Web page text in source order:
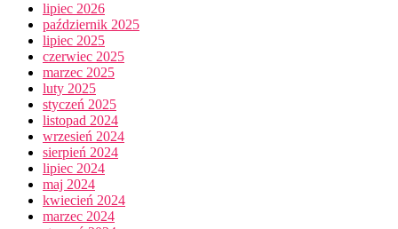
lipiec 2026
październik 2025
lipiec 2025
czerwiec 2025
marzec 2025
luty 2025
styczeń 2025
listopad 2024
wrzesień 2024
sierpień 2024
lipiec 2024
maj 2024
kwiecień 2024
marzec 2024